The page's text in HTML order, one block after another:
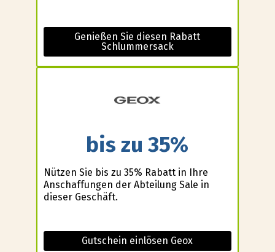
Genießen Sie diesen Rabatt
Schlummersack
bis zu 35%
Nützen Sie bis zu 35% Rabatt in Ihre
Anschaffungen der Abteilung Sale in
dieser Geschäft.
Gutschein einlösen Geox